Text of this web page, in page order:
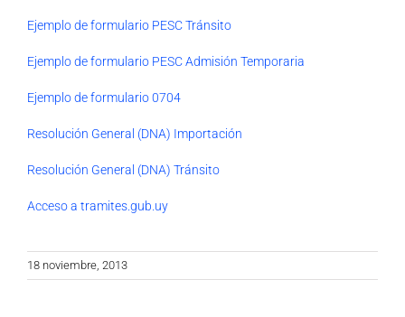
Ejemplo de formulario PESC Tránsito
Ejemplo de formulario PESC Admisión Temporaria
Ejemplo de formulario 0704
Resolución General (DNA) Importación
Resolución General (DNA) Tránsito
Acceso a tramites.gub.uy
18 noviembre, 2013